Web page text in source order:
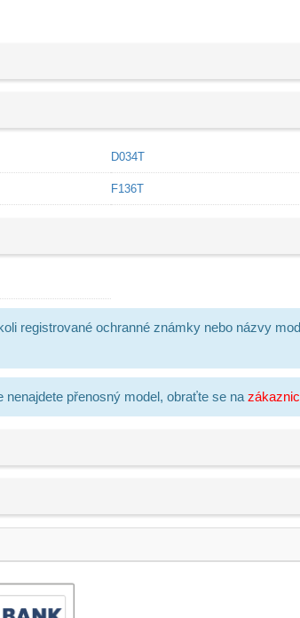
D034T
F136T
registrované ochranné známky nebo názvy
přenosný model, obraťte se na